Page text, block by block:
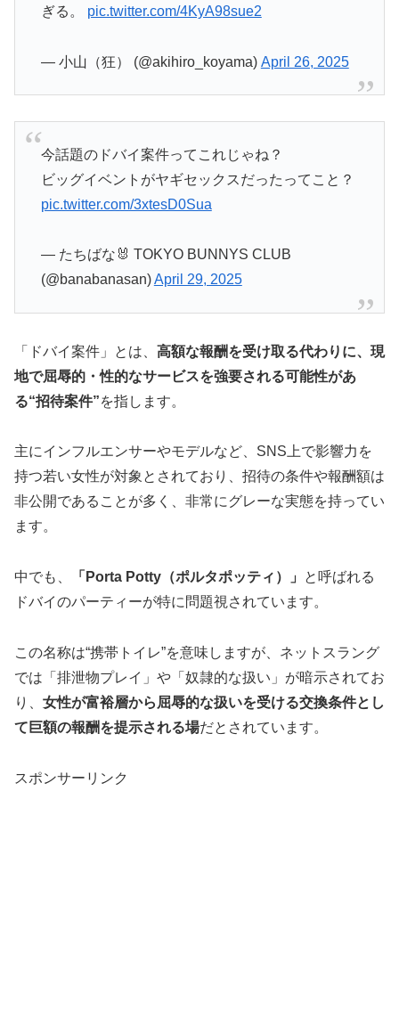
ぎる。 pic.twitter.com/4KyA98sue2
— 小山（狂） (@akihiro_koyama) April 26, 2025
今話題のドバイ案件ってこれじゃね？
ビッグイベントがヤギセックスだったってこと？
pic.twitter.com/3xtesD0Sua
— たちばな🐰 TOKYO BUNNYS CLUB
(@banabanasan)April 29, 2025
「ドバイ案件」とは、 高額な報酬を受け取る代わりに、現
地で屈辱的・性的なサービスを強要される可能性があ
る“招待案件”を指します。
主にインフルエンサーやモデルなど、SNS上で影響力を
持つ若い女性が対象とされており、招待の条件や報酬額は
非公開であることが多く、非常にグレーな実態を持ってい
ます。
中でも、 「Porta Potty（ポルタポッティ）」
と呼ばれる
ドバイのパーティーが特に問題視されています。
この名称は“携帯トイレ”を意味しますが、ネットスラング
では「排泄物プレイ」や「奴隷的な扱い」が暗示されてお
り、 女性が富裕層から屈辱的な扱いを受ける交換条件とし
て巨額の報酬を提示される場だとされています。
スポンサーリンク